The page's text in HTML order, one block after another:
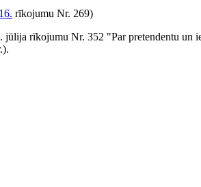
rīkojumu Nr. 269)
rīkojumu Nr. 352 "Par pretendentu un